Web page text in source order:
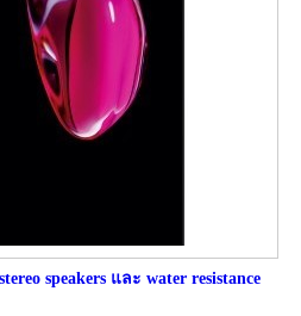
speakers และ water resistance